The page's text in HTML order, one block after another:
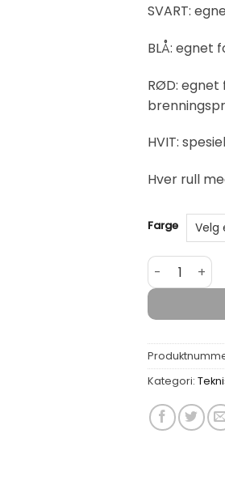
SVART:
BLÅ: egnet
RØD: egnet
HVIT:
Hver rull
Farge
AMI Graphit
Alternative:
Kategori: